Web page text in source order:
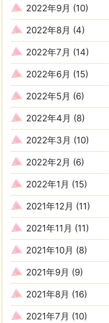
2022年9月 (10)
2022年8月 (4)
2022年7月 (14)
2022年6月 (15)
2022年5月 (6)
2022年4月 (8)
2022年3月 (10)
2022年2月 (6)
2022年1月 (15)
2021年12月 (11)
2021年11月 (11)
2021年10月 (8)
2021年9月 (9)
2021年8月 (16)
2021年7月 (10)